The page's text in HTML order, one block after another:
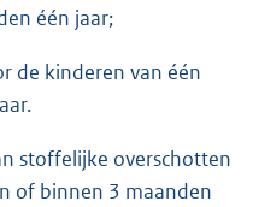
één jaar;
de kinderen van één
stoffelijke overschotten
of binnen 3 maanden